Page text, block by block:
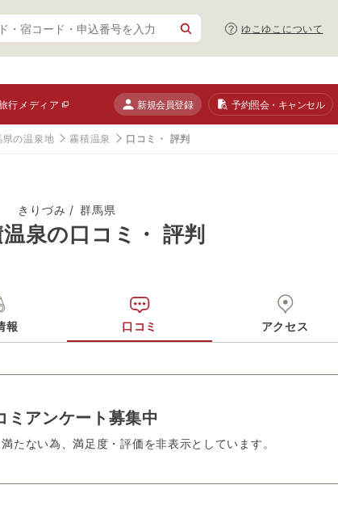
ゆこゆこについて
行メディア 新規会員登録 予約照会・キャンセル
県の温泉地 霧積温泉 口コミ・ 評判
きりづみ 群馬県
泉の口コミ・ 評判
報 口コミ アクセス
ミアンケート募集中
たない為、満足度・評価を非表示としています。